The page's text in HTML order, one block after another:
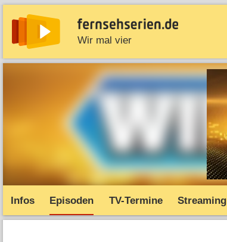
Wir mal vier
News Entdecken Streaming
Infos Episoden TV-Termine Streaming